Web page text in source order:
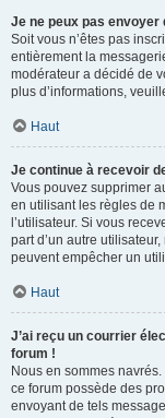
Je ne peux pas
Soit vous n’êtes pas
entièrement la
modérateur a décidé de
plus d’informations,
Haut
Je continue à recevoir
Vous pouvez supprimer
en utilisant les règles de
l’utilisateur. Si vous
part d’un autre
peuvent empêcher un
Haut
J’ai reçu un courrier
forum !
Nous en sommes
ce forum possède des
envoyant de tels